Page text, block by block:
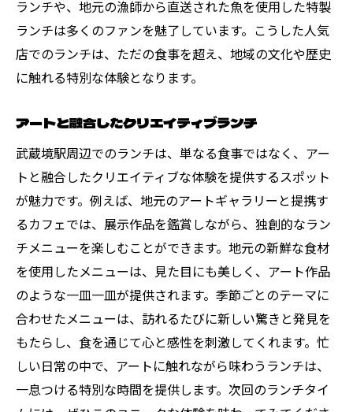
ランチや、地元の漁師から直送された魚を使用した特製
ランチは多くのファンを魅了しています。こうした人気
店でのランチは、ただの食事を超え、地域の文化や歴史
に触れる特別な体験となります。
アートと融合したクリエイティブランチ
武蔵境駅周辺でのランチは、単なる食事ではなく、アー
トと融合したクリエイティブな体験を提供するスポット
が魅力です。例えば、地元のアートギャラリーと提携す
るカフェでは、展示作品を鑑賞しながら、独創的なラン
チメニューを楽しむことができます。地元の新鮮な食材
を使用したメニューは、見た目にも美しく、アート作品
のような一皿一皿が提供されます。季節ごとのテーマに
合わせたメニューは、訪れるたびに新しい驚きと発見を
もたらし、食を通じて心と感性を刺激してくれます。忙
しい日常の中で、アートに触れながら味わうランチは、
一息つける特別な時間を提供します。次回のランチタイ